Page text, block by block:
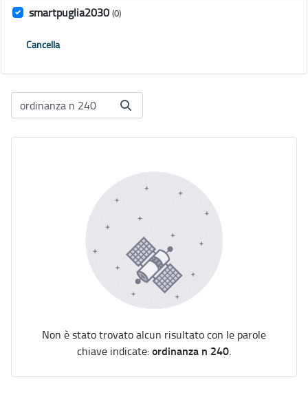
smartpuglia2030 (0)
Cancella
Non è stato trovato alcun risultato con le parole
chiave indicate:ordinanza n 240.